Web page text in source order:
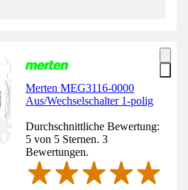
Merten MEG3116-0000
Aus/Wechselschalter 1-polig
Durchschnittliche Bewertung:
5 von 5 Sternen. 3
Bewertungen.